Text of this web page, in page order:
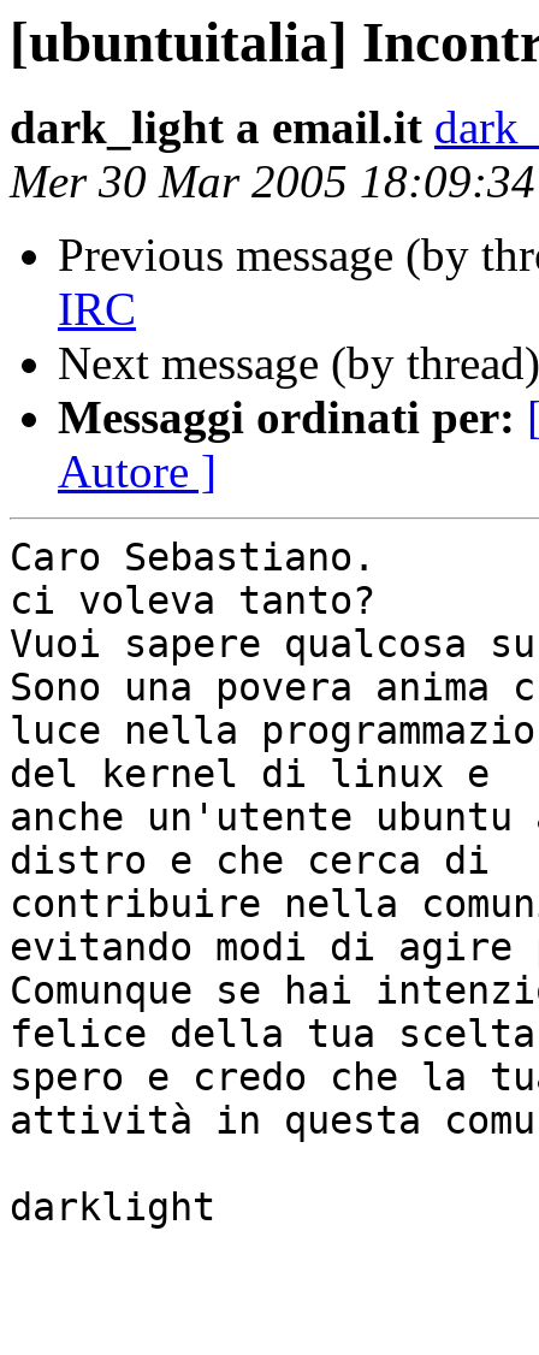
[ubuntuitalia]
dark_light a email.it
Mer 30 Mar 2005
Previous message (by
IRC
Next message (by
Messaggi ordinati per:
Autore ]
Caro Sebastiano.
ci voleva tanto?
Vuoi sapere qualcosa
Sono una povera
luce nella
del kernel di linux e
anche un'utente
distro e che cerca di
contribuire nella
evitando modi di
Comunque se hai
felice della tua
spero e credo che la
attività in questa
darklight